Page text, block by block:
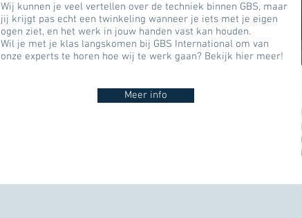
Wij kunnen je veel vertellen over de techniek binnen GBS, maar
jij krijgt pas echt een twinkeling wanneer je iets met je eigen
ogen ziet, en het werk in jouw handen vast kan houden.
Wil je met je klas langskomen bij GBS International om van
onze experts te horen hoe wij te werk gaan? Bekijk hier meer!
Meer info